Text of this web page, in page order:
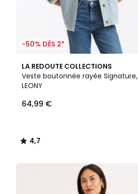
-50% DÈS 2*
LA REDOUTE COLLECTIONS
Veste boutonnée rayée Signature,
LEONY
64,99 €
4,7
/ 5
4,7
/